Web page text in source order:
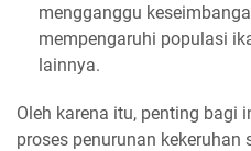
mengganggu
mempengaruhi populasi
lainnya.
Oleh karena itu, penting bagi
proses penurunan kekeruhan